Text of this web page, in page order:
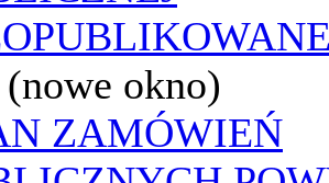
(nowe okno)
ZAMÓWIEŃ